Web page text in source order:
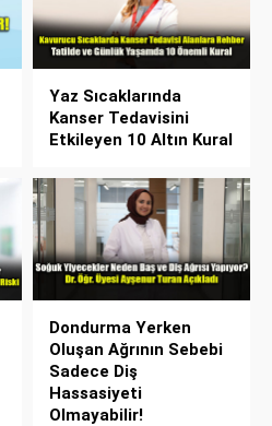
Yaz Sıcaklarında
Kanser Tedavisini
Etkileyen 10 Altın Kural
Dondurma Yerken
Oluşan Ağrının Sebebi
Sadece Diş
Hassasiyeti
Olmayabilir!